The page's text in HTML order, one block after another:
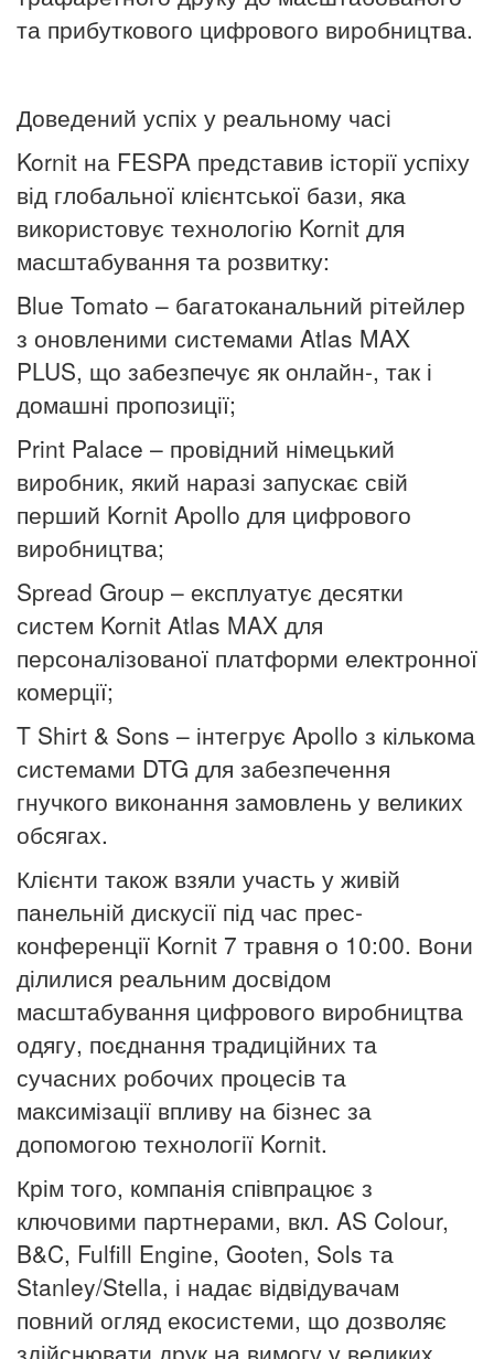
та прибуткового цифрового виробництва.
Доведений успіх у реальному часі
Kornit на FESPA представив історії успіху
від глобальної клієнтської бази, яка
використовує технологію Kornit для
масштабування та розвитку:
Blue Tomato – багатоканальний рітейлер
з оновленими системами Atlas MAX
PLUS, що забезпечує як онлайн-, так і
домашні пропозиції;
Print Palace – провідний німецький
виробник, який наразі запускає свій
перший Kornit Apollo для цифрового
виробництва;
Spread Group – експлуатує десятки
систем Kornit Atlas MAX для
персоналізованої платформи електронної
комерції;
T Shirt & Sons – інтегрує Apollo з кількома
системами DTG для забезпечення
гнучкого виконання замовлень у великих
обсягах.
Клієнти також взяли участь у живій
панельній дискусії під час прес-
конференції Kornit 7 травня о 10:00. Вони
ділилися реальним досвідом
масштабування цифрового виробництва
одягу, поєднання традиційних та
сучасних робочих процесів та
максимізації впливу на бізнес за
допомогою технології Kornit.
Крім того, компанія співпрацює з
ключовими партнерами, вкл. AS Colour,
B&C, Fulfill Engine, Gooten, Sols та
Stanley/Stella, і надає відвідувачам
повний огляд екосистеми, що дозволяє
здійснювати друк на вимогу у великих